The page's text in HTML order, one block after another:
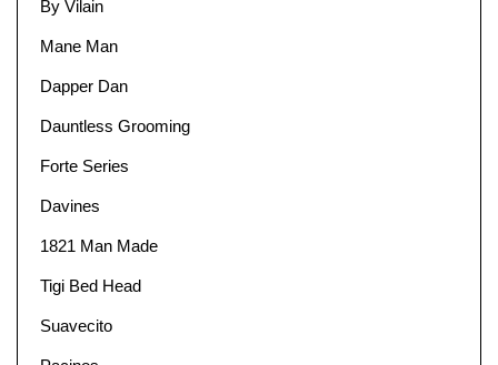
By Vilain
Mane Man
Dapper Dan
Dauntless Grooming
Forte Series
Davines
1821 Man Made
Tigi Bed Head
Suavecito